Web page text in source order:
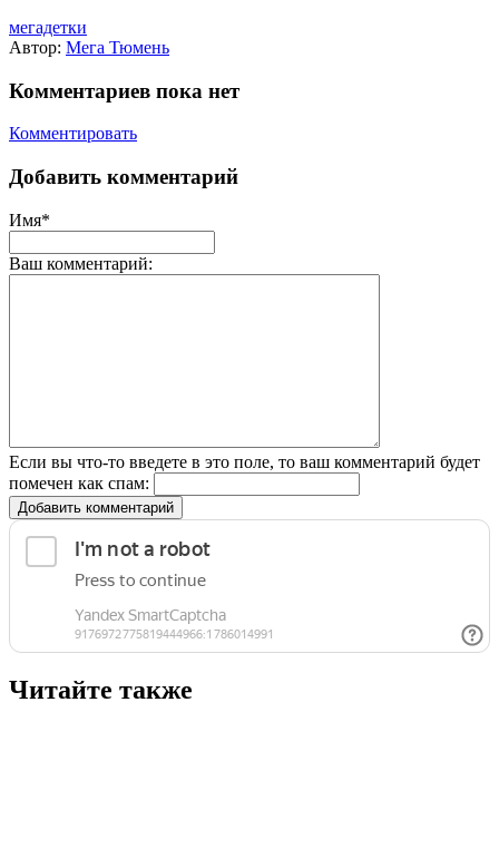
мегадетки
Автор: Мега Тюмень
Комментариев пока нет
Комментировать
Добавить комментарий
Имя*
Ваш комментарий:
Если вы что-то введете в это поле, то ваш комментарий будет
помечен как спам:
Добавить комментарий
Читайте также